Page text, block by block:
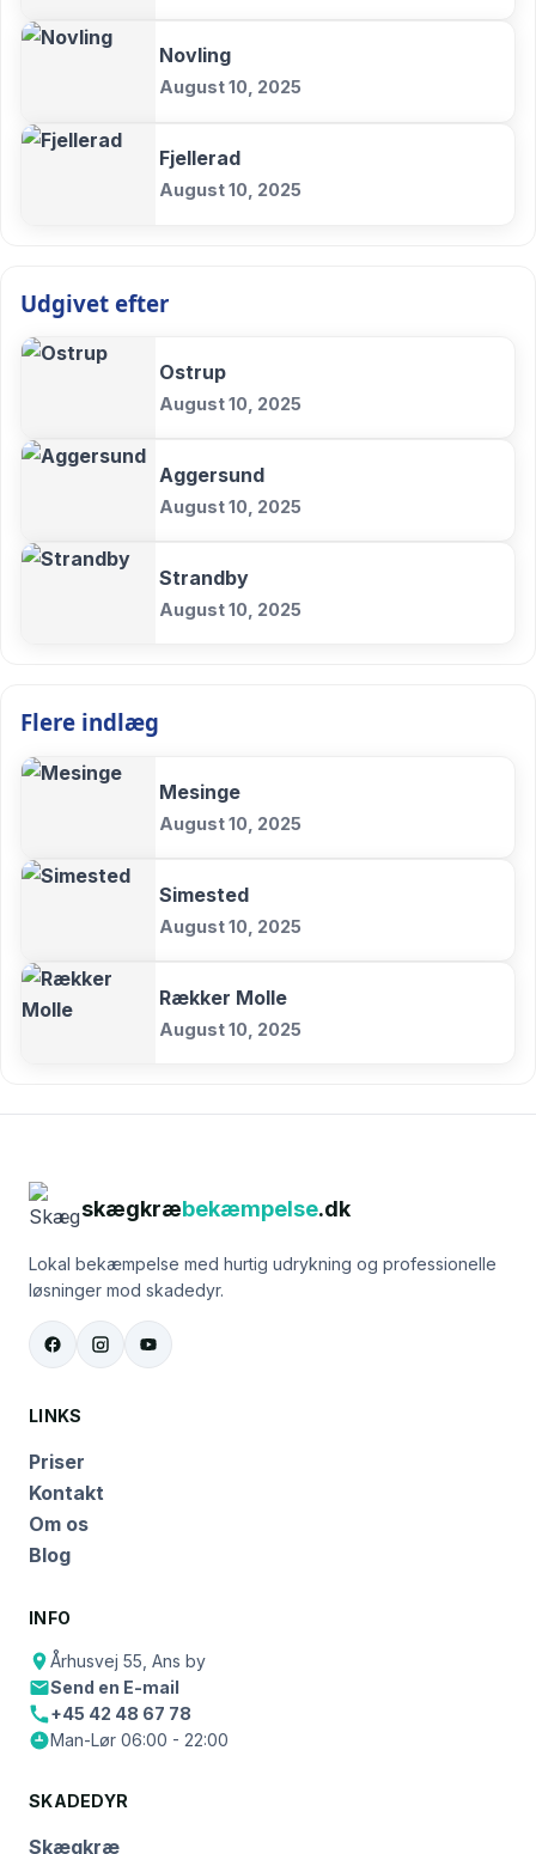
Novling
August 10, 2025
Fjellerad
August 10, 2025
Udgivet efter
Ostrup
August 10, 2025
Aggersund
August 10, 2025
Strandby
August 10, 2025
Flere indlæg
Mesinge
August 10, 2025
Simested
August 10, 2025
Rækker Molle
August 10, 2025
skægkræbekæmpelse.dk
Lokal bekæmpelse med hurtig udrykning og professionelle
løsninger mod skadedyr.
LINKS
Priser
Kontakt
Om os
Blog
INFO
Århusvej 55, Ans by
Send en E-mail
+45 42 48 67 78
Man-Lør 06:00 - 22:00
SKADEDYR
Skægkræ